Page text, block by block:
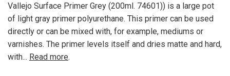
Vallejo Surface Primer Grey (200ml. 74601)) is a large pot
of light gray primer polyurethane. This primer can be used
directly or can be mixed with, for example, mediums or
varnishes. The primer levels itself and dries matte and hard,
with... Read more.